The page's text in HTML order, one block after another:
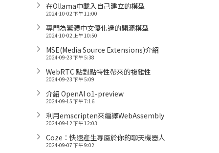
在Ollama中載入自己建立的模型
2024-10-02 下午 11:00
專門為繁體中文優化過的開源模型
2024-10-02 上午 10:50
MSE(Media Source Extensions)介紹
2024-09-23 下午 5:38
WebRTC 點對點特性帶來的複雜性
2024-09-23 下午 5:09
介紹 OpenAI o1-preview
2024-09-15 下午 7:16
利用emscripten來編譯WebAssembly
2024-09-12 下午 12:03
Coze：快速產生專屬於你的聊天機器人
2024-09-07 下午 9:02